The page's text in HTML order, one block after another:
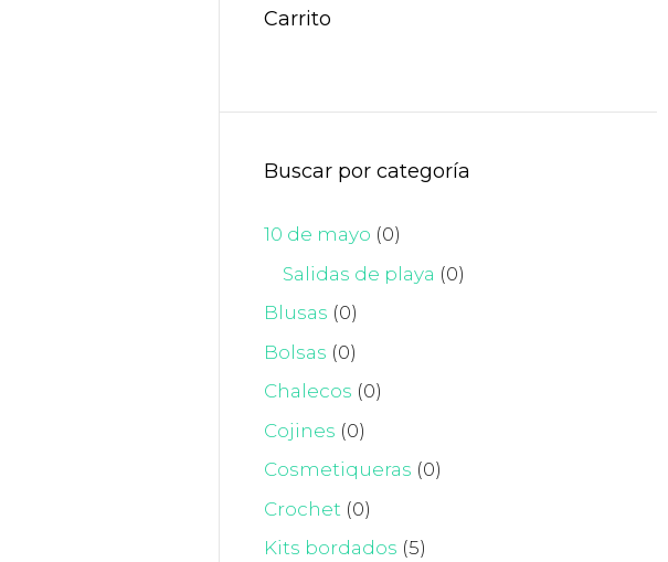
Carrito
Buscar por categoría
10 de mayo (0)
Salidas de playa (0)
Blusas (0)
Bolsas (0)
Chalecos (0)
Cojines (0)
Cosmetiqueras (0)
Crochet (0)
Kits bordados (5)